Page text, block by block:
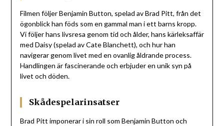
Filmen följer Benjamin Button, spelad av Brad Pitt, från det
ögonblick han föds som en gammal man i ett barns kropp.
Vi följer hans livsresa genom tid och ålder, hans kärleksaffär
med Daisy (spelad av Cate Blanchett), och hur han
navigerar genom livet med en ovanlig åldrande process.
Handlingen är fascinerande och erbjuder en unik syn på
livet och döden.
Skådespelarinsatser
Brad Pitt imponerar i sin roll som Benjamin Button och